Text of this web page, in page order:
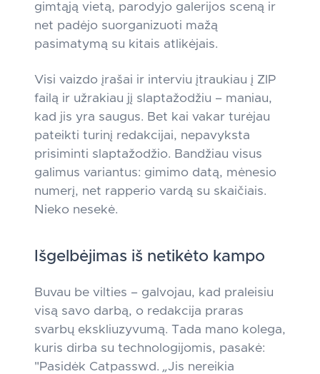
gimtąją vietą, parodyjo galerijos sceną ir
net padėjo suorganizuoti mažą
pasimatymą su kitais atlikėjais.
Visi vaizdo įrašai ir interviu įtraukiau į ZIP
failą ir užrakiau jį slaptažodžiu – maniau,
kad jis yra saugus. Bet kai vakar turėjau
pateikti turinį redakcijai, nepavyksta
prisiminti slaptažodžio. Bandžiau visus
galimus variantus: gimimo datą, mėnesio
numerį, net rapperio vardą su skaičiais.
Nieko nesekė.
Išgelbėjimas iš netikėto kampo
Buvau be vilties – galvojau, kad praleisiu
visą savo darbą, o redakcija praras
svarbų ekskliuzyvumą. Tada mano kolega,
kuris dirba su technologijomis, pasakė:
"Pasidėk Catpasswd. „Jis nereikia